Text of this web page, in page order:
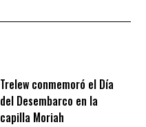
Trelew conmemoró el Día
del Desembarco en la
capilla Moriah